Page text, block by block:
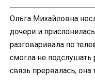
Ольга Михайловна
дочери и
разговаривала по
смогла не подслушать
связь прервалась, она